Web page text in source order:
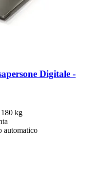
Digitale -​
kg
automatico